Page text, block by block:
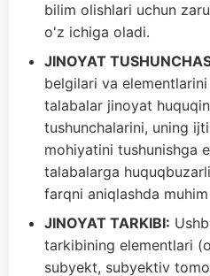
bilim olishlari uchun
o'z ichiga oladi.
JINOYAT
belgilari va
talabalar jinoyat
tushunchalarini, uning
mohiyatini tushunishga
talabalarga
farqni aniqlashda
JINOYAT TARKIBI:
tarkibining elementlari
subyekt, subyektiv